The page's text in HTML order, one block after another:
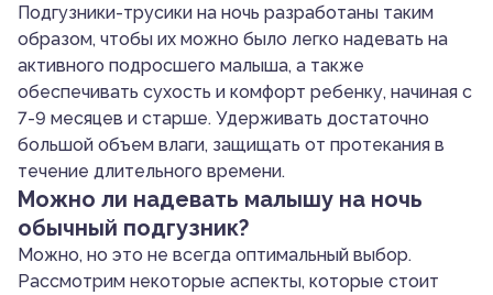
Подгузники-трусики на ночь разработаны таким
образом, чтобы их можно было легко надевать на
активного подросшего малыша, а также
обеспечивать сухость и комфорт ребенку, начиная с
7-9 месяцев и старше. Удерживать достаточно
большой объем влаги, защищать от протекания в
течение длительного времени.
Можно ли надевать малышу на ночь
обычный подгузник?
Можно, но это не всегда оптимальный выбор.
Рассмотрим некоторые аспекты, которые стоит